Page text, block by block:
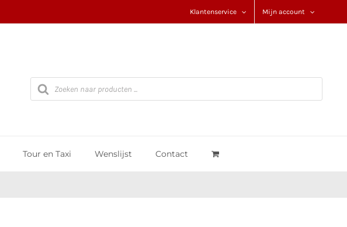
Klantenservice Mijn account
Producten
zoeken
Tour en Taxi Wenslijst Contact